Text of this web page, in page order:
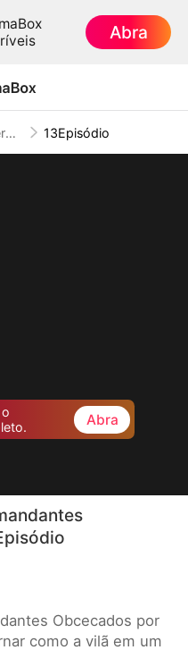
Abra
Amor Interestelar: 6 Comandantes Obcecados por Mim 13Episódio
Abra
Obcecados por
como a vilã em um